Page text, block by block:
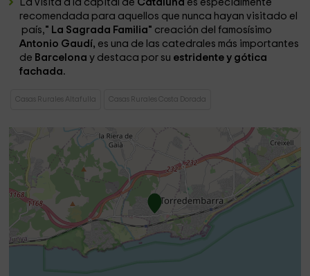
La visita a la capital de Cataluña es especialmente
recomendada para aquellos que nunca hayan visitado el
país," La Sagrada Familia" creación del famosísimo
Antonio Gaudí, es una de las catedrales más importantes
de Barcelonay destaca por su estridente y gótica
fachada.
Casas Rurales Altafulla Casas Rurales Costa Dorada